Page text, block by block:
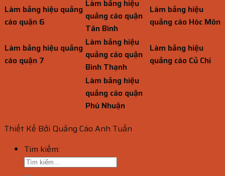
Làm bảng hiệu quảng
cáo quận 6
Làm bảng hiệu
quảng cáo quận
Tân Bình
Làm bảng hiệu
quảng cáo Hóc Môn
Làm bảng hiệu quảng
cáo quận 7
Làm bảng hiệu
quảng cáo quận
Bình Thạnh
Làm bảng hiệu
quảng cáo Củ Chi
Làm bảng hiệu
quảng cáo quận
Phú Nhuận
Thiết Kế Bởi Quảng Cáo Anh Tuấn
Tìm kiếm: